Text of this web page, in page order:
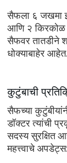
सैफला ६ जखमा
आणि २
सैफवर तातडीने
धोक्याबाहेर
कुटुंबाची
सैफच्या
डॉक्टर त्यांची
सदस्य सुरक्षित
महत्त्वाचे